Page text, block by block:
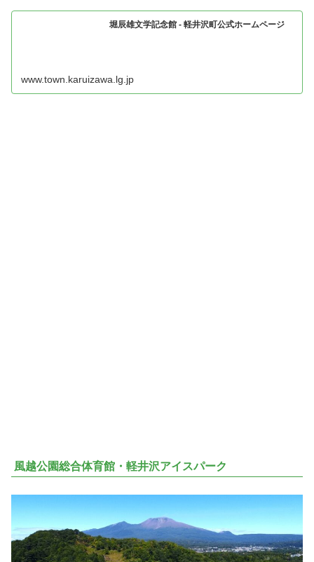
堀辰雄文学記念館 - 軽井沢町公式ホームページ
www.town.karuizawa.lg.jp
風越公園総合体育館・軽井沢アイスパーク